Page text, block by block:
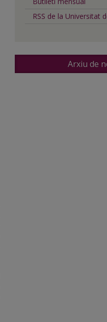
RSS de la Universitat
Arxiu de